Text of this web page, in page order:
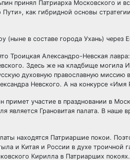
принял Патриарха Московского
как гибридной основы
в составе города Ухань) через
Троицкая Александро-Невская
Здесь же на кладбище могила
духовную православную миссию
Невского. А на конкурсе
примет участие в праздновании в
Грановитая палата. В наше
находятся Патриаршие покои.
и Китая и России в духе
Кирилла в Патриарших покоях.